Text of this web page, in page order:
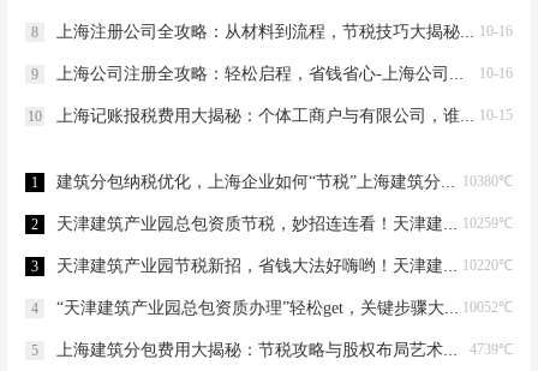
10-16
8 上海注册公司全攻略：从材料到流程，节税技巧大揭秘-上海注册公司需要的材料及流程
10-16
9 上海公司注册全攻略：轻松启程，省钱省心-上海公司注册需要哪些材料
10-15
10 上海记账报税费用大揭秘：个体工商户与有限公司，谁更省钱？-上海记账报税需要多少费用？
10380℃
1 建筑分包纳税优化，上海企业如何“节税”上海建筑分包纳税优化
10259℃
2 天津建筑产业园总包资质节税，妙招连连看！天津建筑产业园总包资质节税优化
10220℃
3 天津建筑产业园节税新招，省钱大法好嗨哟！天津建筑产业园总包资质节税优化
10052℃
4 “天津建筑产业园总包资质办理”轻松get，关键步骤大揭秘！天津建筑产业园总包资质办理
4739℃
5 上海建筑分包费用大揭秘：节税攻略与股权布局艺术上海建筑分包有什么费用